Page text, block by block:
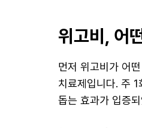
위고비, 어
먼저 위고비가 어
치료제입니다. 주
돕는 효과가 입증